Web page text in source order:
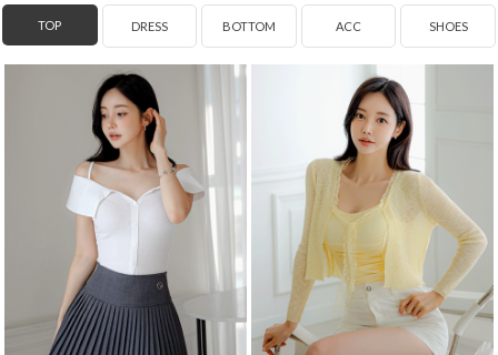
TOP DRESS BOTTOM ACC SHOES